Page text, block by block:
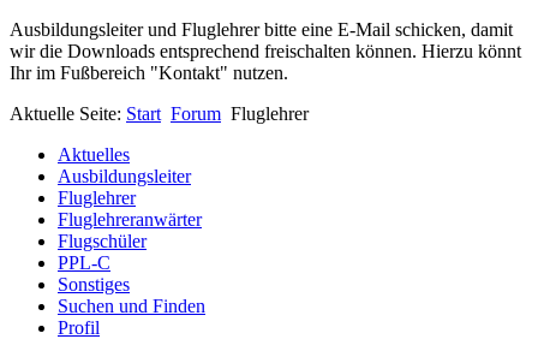
Ausbildungsleiter und Fluglehrer bitte eine E-Mail schicken, damit
wir die Downloads entsprechend freischalten können. Hierzu könnt
Ihr im Fußbereich "Kontakt" nutzen.
Aktuelle Seite: Start Forum Fluglehrer
Aktuelles
Ausbildungsleiter
Fluglehrer
Fluglehreranwärter
Flugschüler
PPL-C
Sonstiges
Suchen und Finden
Profil